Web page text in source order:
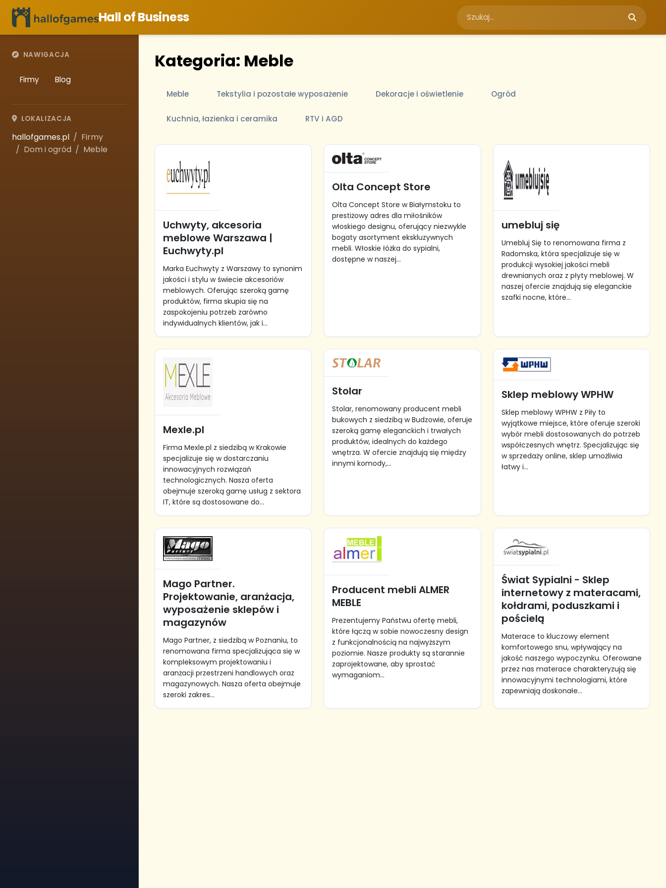
Hall of Business
NAWIGACJA
Firmy Blog
LOKALIZACJA
hallofgames.pl
Firmy
Dom i ogród
Meble
Kategoria: Meble
Meble Tekstylia i pozostałe wyposażenie Dekoracje i oświetlenie Ogród
Kuchnia, łazienka i ceramika RTV i AGD
Uchwyty, akcesoria
meblowe Warszawa |
Euchwyty.pl
Marka Euchwyty z Warszawy to synonim
jakości i stylu w świecie akcesoriów
meblowych. Oferując szeroką gamę
produktów, firma skupia się na
zaspokojeniu potrzeb zarówno
indywidualnych klientów, jak i...
Olta Concept Store
Olta Concept Store w Białymstoku to
prestiżowy adres dla miłośników
włoskiego designu, oferujący niezwykle
bogaty asortyment ekskluzywnych
mebli. Włoskie łóżka do sypialni,
dostępne w naszej...
umebluj się
Umebluj Się to renomowana firma z
Radomska, która specjalizuje się w
produkcji wysokiej jakości mebli
drewnianych oraz z płyty meblowej. W
naszej ofercie znajdują się eleganckie
szafki nocne, które...
Mexle.pl
Firma Mexle.pl z siedzibą w Krakowie
specjalizuje się w dostarczaniu
innowacyjnych rozwiązań
technologicznych. Nasza oferta
obejmuje szeroką gamę usług z sektora
IT, które są dostosowane do...
Stolar
Stolar, renomowany producent mebli
bukowych z siedzibą w Budzowie, oferuje
szeroką gamę eleganckich i trwałych
produktów, idealnych do każdego
wnętrza. W ofercie znajdują się między
innymi komody,...
Sklep meblowy WPHW
Sklep meblowy WPHW z Piły to
wyjątkowe miejsce, które oferuje szeroki
wybór mebli dostosowanych do potrzeb
współczesnych wnętrz. Specjalizując się
w sprzedaży online, sklep umożliwia
łatwy i...
Mago Partner.
Projektowanie, aranżacja,
wyposażenie sklepów i
magazynów
Mago Partner, z siedzibą w Poznaniu, to
renomowana firma specjalizująca się w
kompleksowym projektowaniu i
aranżacji przestrzeni handlowych oraz
magazynowych. Nasza oferta obejmuje
szeroki zakres...
Producent mebli ALMER
MEBLE
Prezentujemy Państwu ofertę mebli,
które łączą w sobie nowoczesny design
z funkcjonalnością na najwyższym
poziomie. Nasze produkty są starannie
zaprojektowane, aby sprostać
wymaganiom...
Świat Sypialni - Sklep
internetowy z materacami,
kołdrami, poduszkami i
pościelą
Materace to kluczowy element
komfortowego snu, wpływający na
jakość naszego wypoczynku. Oferowane
przez nas materace charakteryzują się
innowacyjnymi technologiami, które
zapewniają doskonałe...